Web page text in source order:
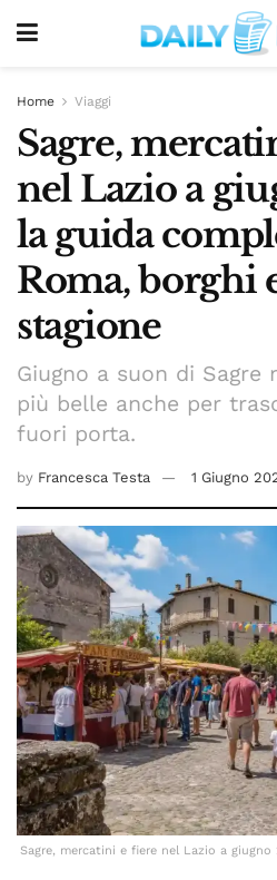
Home Viaggi
Sagre,
nel Lazio a
la guida
Roma, borghi
stagione
Giugno a suon di Sagre
più belle anche per
fuori porta.
by Francesca Testa 1 Giugno
Sagre, mercatini e fiere nel Lazio a